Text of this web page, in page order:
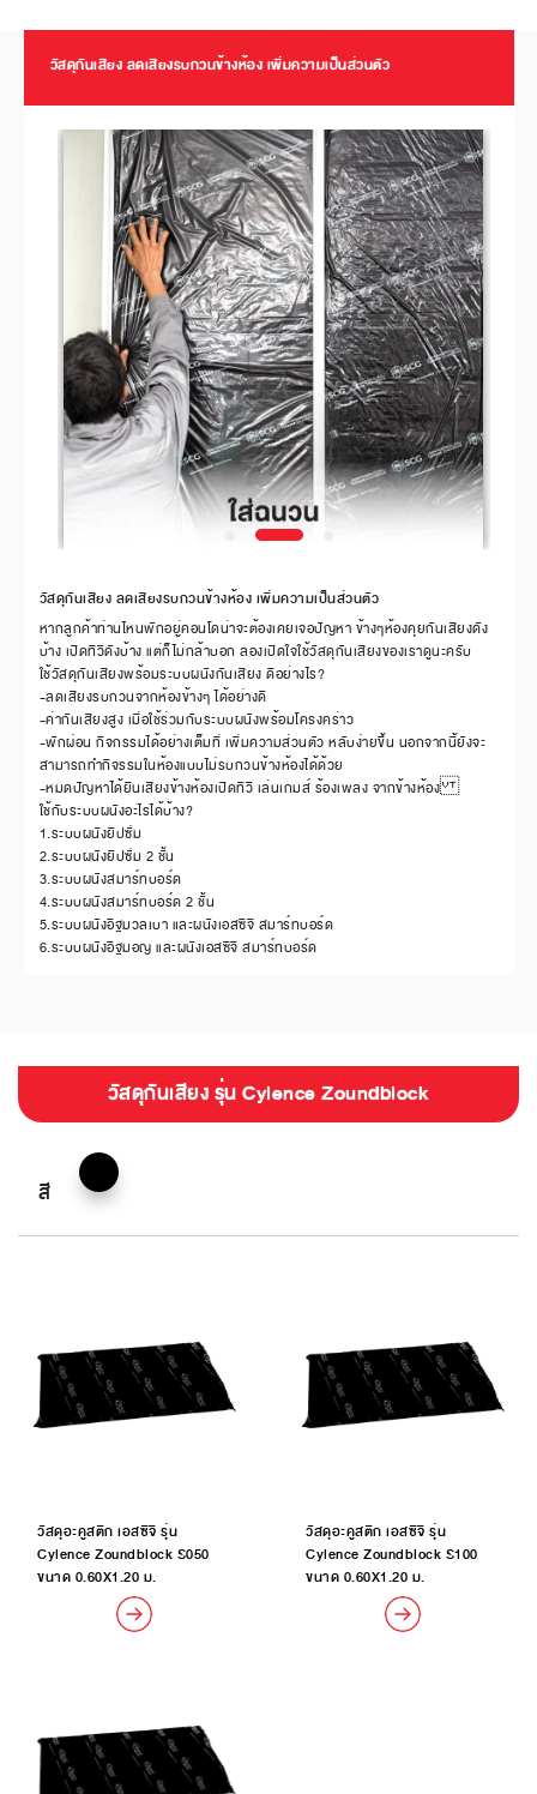
วัสดุกันเสียง ลดเสียงรบกวนข้างห้อง เพิ่มความเป็นส่วนตัว
วัสดุกันเสียง ลดเสียงรบกวนข้างห้อง เพิ่มความเป็นส่วนตัว
หากลูกค้าท่านไหนพักอยู่คอนโดน่าจะต้องเคยเจอปัญหา ข้างๆห้องคุยกันเสียงดัง
บ้าง เปิดทีวีดังบ้าง แต่ก็ไม่กล้าบอก ลองเปิดใจใช้วัสดุกันเสียงของเราดูนะครับ
ใช้วัสดุกันเสียงพร้อมระบบผนังกันเสียง ดีอย่างไร?
-ลดเสียงรบกวนจากห้องข้างๆ ได้อย่างดี
-ค่ากันเสียงสูง เมื่อใช้ร่วมกับระบบผนังพร้อมโครงคร่าว
-พักผ่อน กิจกรรมได้อย่างเต็มที่ เพิ่มความส่วนตัว หลับง่ายขึ้น นอกจากนี้ยังจะ
สามารถทำกิจรรมในห้องแบบไม่รบกวนข้างห้องได้ด้วย
-หมดปัญหาได้ยินเสียงข้างห้องเปิดทีวี เล่นเกมส์ ร้องเพลง จากข้างห้อง
ใช้กับระบบผนังอะไรได้บ้าง?
1.ระบบผนังยิปซั่ม
2.ระบบผนังยิปซั่ม 2 ชั้น
3.ระบบผนังสมาร์ทบอร์ด
4.ระบบผนังสมาร์ทบอร์ด 2 ชั้น
5.ระบบผนังอิฐมวลเบา และผนังเอสซีจี สมาร์ทบอร์ด
6.ระบบผนังอิฐมอญ และผนังเอสซีจี สมาร์ทบอร์ด
วัสดุกันเสียง รุ่น Cylence Zoundblock
สี
วัสดุอะคูสติก เอสซีจี รุ่น
Cylence Zoundblock S050
ขนาด 0.60X1.20 ม.
วัสดุอะคูสติก เอสซีจี รุ่น
Cylence Zoundblock S100
ขนาด 0.60X1.20 ม.